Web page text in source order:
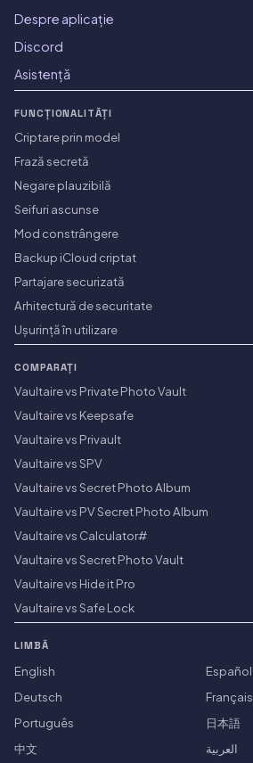
Despre aplicație
Discord
Asistență
FUNCȚIONALITĂȚI
Criptare prin model
Frază secretă
Negare plauzibilă
Seifuri ascunse
Mod constrângere
Backup iCloud criptat
Partajare securizată
Arhitectură de securitate
Ușurință în utilizare
COMPARAȚI
Vaultaire vs Private Photo Vault
Vaultaire vs Keepsafe
Vaultaire vs Privault
Vaultaire vs SPV
Vaultaire vs Secret Photo Album
Vaultaire vs PV Secret Photo Album
Vaultaire vs Calculator#
Vaultaire vs Secret Photo Vault
Vaultaire vs Hide it Pro
Vaultaire vs Safe Lock
LIMBĂ
English
Español
Deutsch
Français
Português
日本語
中文
العربية